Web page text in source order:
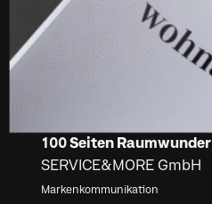
100 Seiten Raumwunder
SERVICE&MORE GmbH
Markenkommunikation